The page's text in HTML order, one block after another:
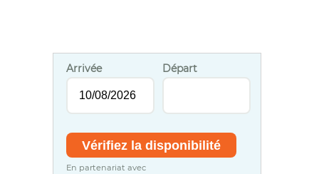
Arrivée Départ
En partenariat avec